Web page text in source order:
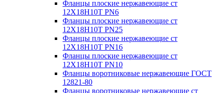
Фланцы плоские нержавеющие ст
12Х18Н10Т PN6
Фланцы плоские нержавеющие ст
12Х18Н10Т PN25
Фланцы плоские нержавеющие ст
12Х18Н10Т PN16
Фланцы плоские нержавеющие ст
12Х18Н10Т PN10
Фланцы воротниковые нержавеющие ГОСТ
12821-80
Фланцы воротниковые нержавеющие ст